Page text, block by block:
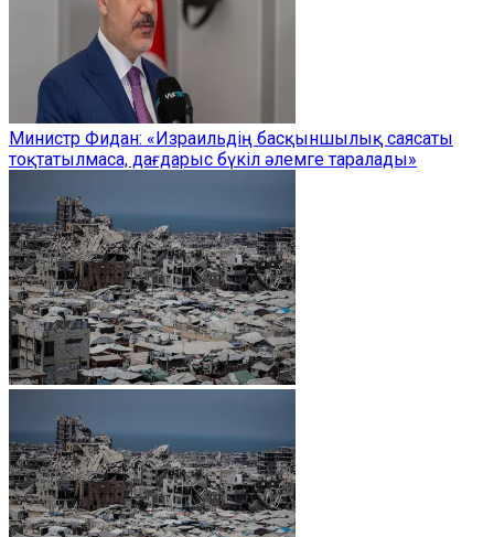
Министр Фидан: «Израильдің басқыншылық саясаты
тоқтатылмаса, дағдарыс бүкіл әлемге таралады»